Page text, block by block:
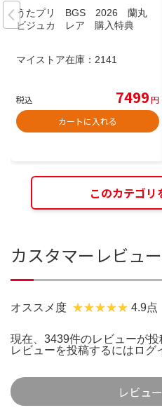
うたプリ BGS 2026 蘭丸
ビジュカ レア 購入特典
マイストア在庫： 2141
税込 7499円
カートに入れる
このカテゴリ
カスタマーレビュー
オススメ度 4.9点
現在、3439件のレビューが投
レビューを投稿するには ログ
レビュ